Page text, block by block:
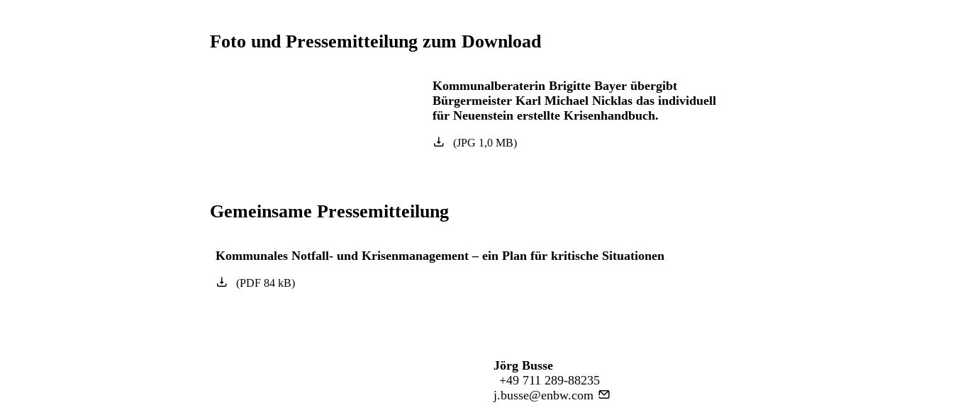
Foto und Pressemitteilung zum Download
Kommunalberaterin Brigitte Bayer übergibt
Bürgermeister Karl Michael Nicklas das individuell
für Neuenstein erstellte Krisenhandbuch.
(JPG 1,0 MB)
Gemeinsame Pressemitteilung
Kommunales Notfall- und Krisenmanagement – ein Plan für kritische Situationen
(PDF84 kB)
Jörg Busse
+49 711 289-88235
j.busse@enbw.com